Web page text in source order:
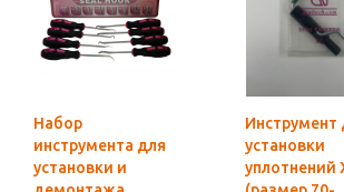
Набор
инструмента для
установки и
Инструмент
установки
уплотнений